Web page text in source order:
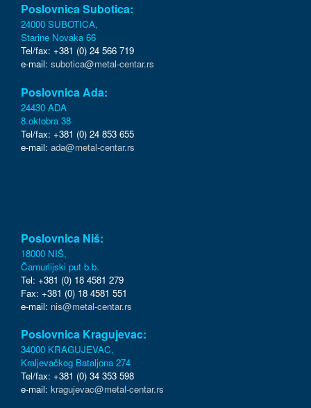
Poslovnica Subotica:
24000 SUBOTICA,
Starine Novaka 66
Tel/fax: +381 (0) 24 566 719
e-mail: subotica@metal-centar.rs
Poslovnica Ada:
24430 ADA
8.oktobra 38
Tel/fax: +381 (0) 24 853 655
e-mail: ada@metal-centar.rs
Poslovnica Niš:
18000 NIŠ,
Čamurlijski put b.b.
Tel: +381 (0) 18 4581 279
Fax: +381 (0) 18 4581 551
e-mail: nis@metal-centar.rs
Poslovnica Kragujevac:
34000 KRAGUJEVAC,
Kraljevačkog Bataljona 274
Tel/fax: +381 (0) 34 353 598
e-mail: kragujevac@metal-centar.rs